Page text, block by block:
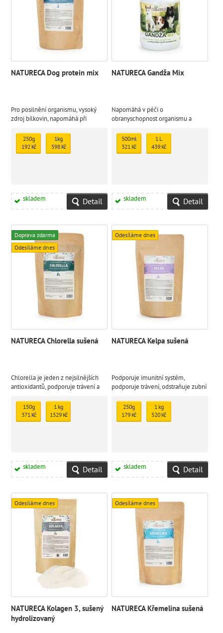
NATURECA Dog protein mix
Pro posilnění organismu, vysoký
zdroj bílkovin, napomáhá při
na intenzivní výkon, rozvoj
svaloviny i pro jeho
rekonvalescenci.
250g
192 Kč
1kg
598 Kč
skladem Detail
NATURECA Gandža Mix
Napomáhá v péči o
obranyschopnost organismu a
zdravou črevní flóru a působí
preventivně protirakovinotvorně.
500ml
321 Kč
1 L
439 Kč
skladem Detail
Doprava zdarma
Odesíláme dnes
NATURECA Chlorella sušená
Chlorella je jeden z nejsilnějších
antioxidantů, podporuje trávení a
150g
371 Kč
1 kg
1529 Kč
skladem Detail
Odesíláme dnes
NATURECA Kelpa sušená
Podporuje imunitní systém,
podporuje trávení, odstraňuje zubní
250g
179 Kč
1 kg
520 Kč
skladem Detail
Odesíláme dnes
NATURECA Kolagen 3, sušený
hydrolizovaný
Odesíláme dnes
NATURECA Křemelina sušená